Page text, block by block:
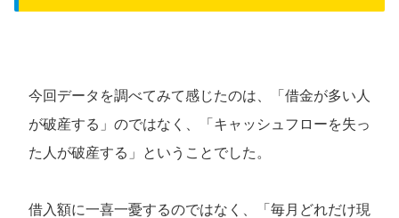
今回データを調べてみて感じたのは、「借金が多い人
が破産する」のではなく、「キャッシュフローを失っ
た人が破産する」ということでした。
借入額に一喜一憂するのではなく、「毎月どれだけ現